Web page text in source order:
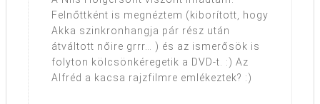
Felnőttként is megnéztem (kiborított, hogy
Akka szinkronhangja pár rész után
átváltott nőire grrr… ) és az ismerősök is
folyton kölcsönkéregetik a DVD-t. :) Az
Alfréd a kacsa rajzfilmre emlékeztek? :)